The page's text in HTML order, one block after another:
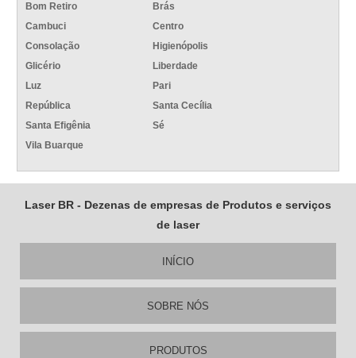
Bom Retiro
Brás
Cambuci
Centro
Consolação
Higienópolis
Glicério
Liberdade
Luz
Pari
República
Santa Cecília
Santa Efigênia
Sé
Vila Buarque
Laser BR - Dezenas de empresas de Produtos e serviços
de laser
INÍCIO
SOBRE NÓS
PRODUTOS